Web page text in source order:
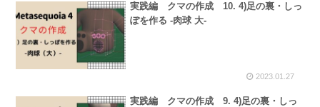
実践編 クマの作成 10. 4)足の裏・しっ
ぽを作る -肉球 大-
2023.01.27
実践編 クマの作成 9. 4)足の裏・しっ